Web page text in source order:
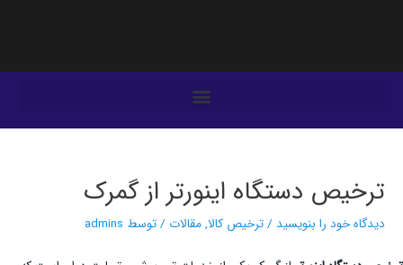
ترخیص دستگاه اینورتر از گمرک
دیدگاه‌ خود را بنویسید /ترخیص کالا,مقالات / توسط admins